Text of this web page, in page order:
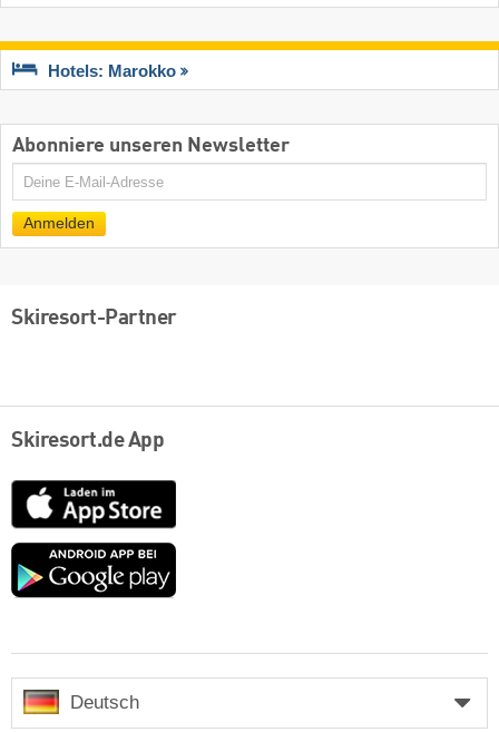
Hotels: Marokko
Abonniere unseren Newsletter
E-
Anmelden
Skiresort-Partner
Skiresort.de App
App
Store
Google
Deutsch